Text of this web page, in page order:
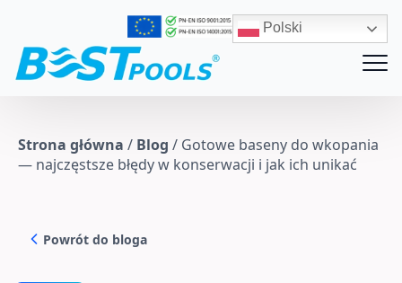
Polski
Strona główna / Blog / Gotowe baseny do wkopania
— najczęstsze błędy w konserwacji i jak ich unikać
Powrót do bloga